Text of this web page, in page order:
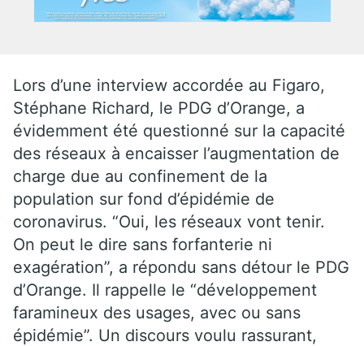
Lors d’une interview accordée au Figaro,
Stéphane Richard, le PDG d’Orange, a
évidemment été questionné sur la capacité
des réseaux à encaisser l’augmentation de
charge due au confinement de la
population sur fond d’épidémie de
coronavirus. “Oui, les réseaux vont tenir.
On peut le dire sans forfanterie ni
exagération”, a répondu sans détour le PDG
d’Orange. Il rappelle le “développement
faramineux des usages, avec ou sans
épidémie”. Un discours voulu rassurant,